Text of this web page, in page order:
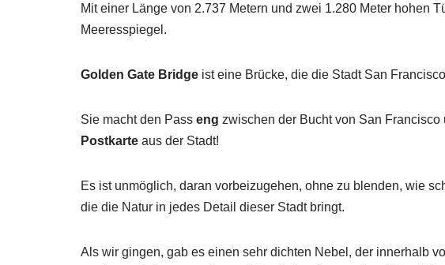
Mit einer Länge von 2.737 Metern und zwei 1.280 Meter hohen
Meeresspiegel.
Golden Gate Bridge ist eine Brücke, die die Stadt San
Sie macht den Pass eng zwischen der Bucht von San
Postkarte aus der Stadt!
Es ist unmöglich, daran vorbeizugehen, ohne zu blenden, wie
die die Natur in jedes Detail dieser Stadt bringt.
Als wir gingen, gab es einen sehr dichten Nebel, der innerhalb